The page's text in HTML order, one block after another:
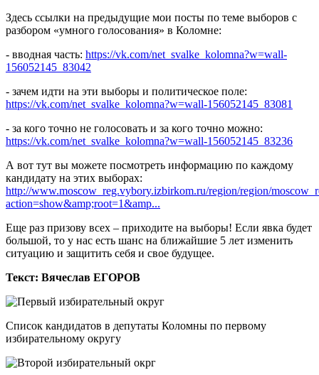
Здесь ссылки на предыдущие мои посты по теме выборов с
разбором «умного голосования» в Коломне:
- вводная часть: https://vk.com/net_svalke_kolomna?w=wall-
156052145_83042
- зачем идти на эти выборы и политическое поле:
https://vk.com/net_svalke_kolomna?w=wall-156052145_83081
- за кого точно не голосовать и за кого точно можно:
https://vk.com/net_svalke_kolomna?w=wall-156052145_83236
А вот тут вы можете посмотреть информацию по каждому
кандидату на этих выборах:
http://www.moscow_reg.vybory.izbirkom.ru/region/region/
action=show&amp;root=1&amp...
Еще раз призову всех – приходите на выборы! Если явка будет
большой, то у нас есть шанс на ближайшие 5 лет изменить
ситуацию и защитить себя и свое будущее.
Текст: Вячеслав ЕГОРОВ
Список кандидатов в депутаты Коломны по первому
избирательному округу